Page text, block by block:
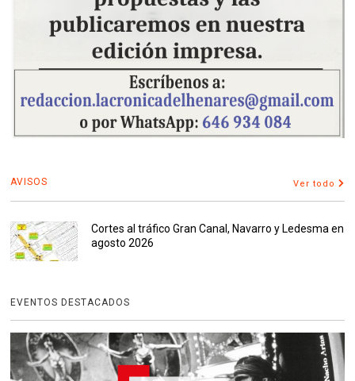
AVISOS Ver todo
Cortes al tráfico Gran Canal, Navarro y Ledesma en
agosto 2026
EVENTOS DESTACADOS